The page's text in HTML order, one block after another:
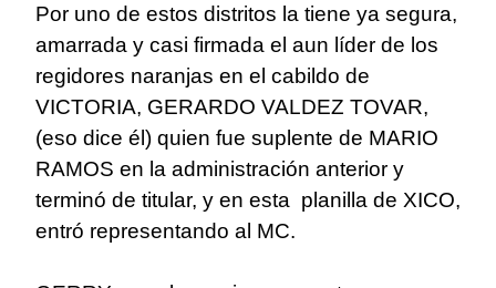
Por uno de estos distritos la tiene ya segura,
amarrada y casi firmada el aun líder de los
regidores naranjas en el cabildo de
VICTORIA, GERARDO VALDEZ TOVAR,
(eso dice él) quien fue suplente de MARIO
RAMOS en la administración anterior y
terminó de titular, y en esta planilla de XICO,
entró representando al MC.